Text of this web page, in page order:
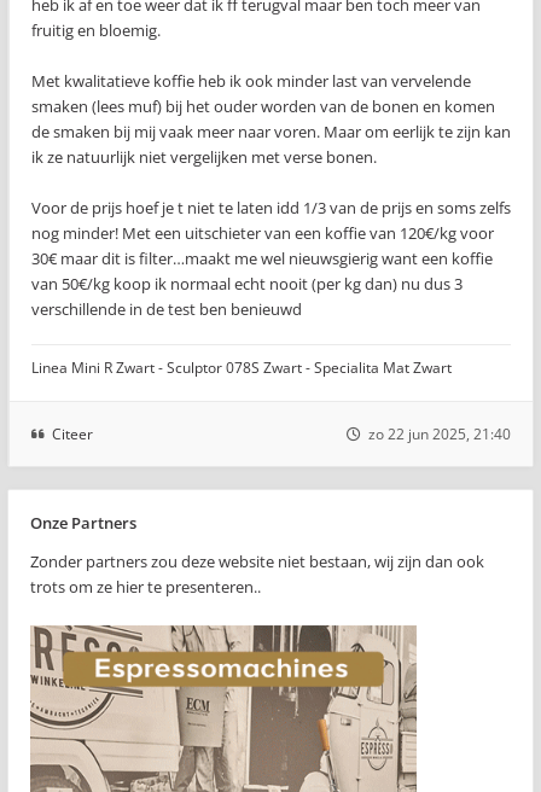
heb ik af en toe weer dat ik ff terugval maar ben toch meer van
fruitig en bloemig.
Met kwalitatieve koffie heb ik ook minder last van vervelende
smaken (lees muf) bij het ouder worden van de bonen en komen
de smaken bij mij vaak meer naar voren. Maar om eerlijk te zijn kan
ik ze natuurlijk niet vergelijken met verse bonen.
Voor de prijs hoef je t niet te laten idd 1/3 van de prijs en soms zelfs
nog minder! Met een uitschieter van een koffie van 120€/kg voor
30€ maar dit is filter…maakt me wel nieuwsgierig want een koffie
van 50€/kg koop ik normaal echt nooit (per kg dan) nu dus 3
verschillende in de test ben benieuwd
Linea Mini R Zwart - Sculptor 078S Zwart - Specialita Mat Zwart
Citeer zo 22 jun 2025, 21:40
Onze Partners
Zonder partners zou deze website niet bestaan, wij zijn dan ook
trots om ze hier te presenteren..